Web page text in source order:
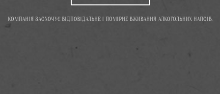
КОМПАНІЯ ЗАОХОЧУЄ ВІДПОВІДАЛЬНЕ І ПОМІРНЕ ВЖИВАННЯ АЛКОГОЛЬНИХ НАПОЇВ.